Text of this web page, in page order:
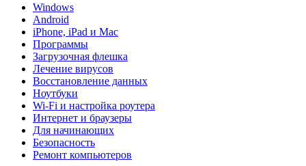
Windows
Android
iPhone, iPad и Mac
Программы
Загрузочная флешка
Лечение вирусов
Восстановление данных
Ноутбуки
Wi-Fi и настройка роутера
Интернет и браузеры
Для начинающих
Безопасность
Ремонт компьютеров